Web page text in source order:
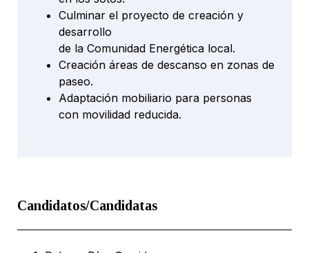
Culminar el proyecto de creación y
desarrollo
de la Comunidad Energética local.
Creación áreas de descanso en zonas de
paseo.
Adaptación mobiliario para personas
con movilidad reducida.
Candidatos/Candidatas